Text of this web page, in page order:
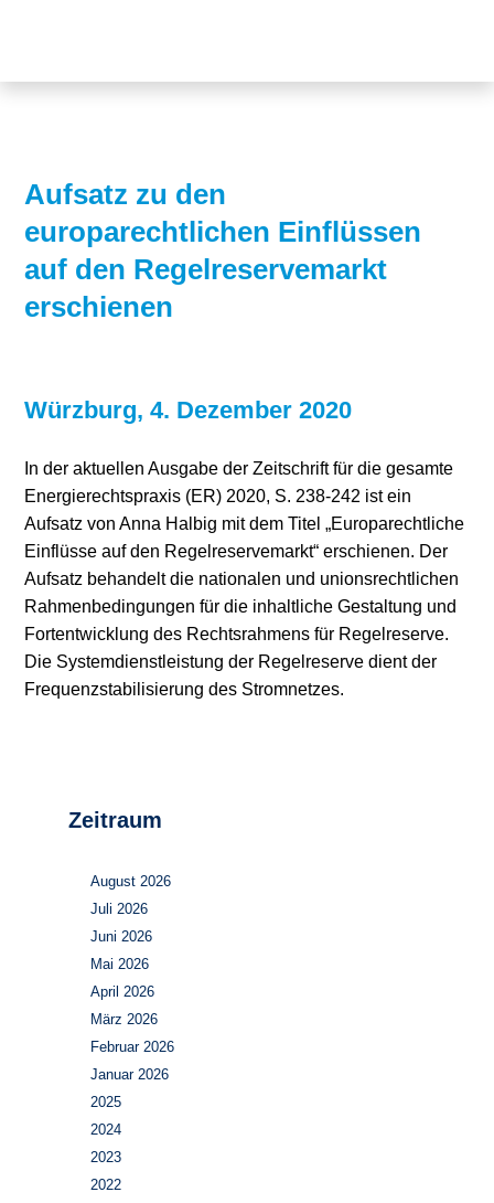
Genehmigungen
Grundsatzfragen
Stromerzeugung
Wärme
Wasserstoff
Blog
Karriere
Forschungsnetzwerk
Bibliothek
Newsletter
Infomaterial
Schriften zum
Aufsatz zu den
europarechtlichen Einflüssen
auf den Regelreservemarkt
erschienen
Würzburg, 4. Dezember 2020
In der aktuellen Ausgabe der Zeitschrift für die gesamte
Energierechtspraxis (ER) 2020, S. 238-242 ist ein
Aufsatz von Anna Halbig mit dem Titel „Europarechtliche
Einflüsse auf den Regelreservemarkt“ erschienen. Der
Aufsatz behandelt die nationalen und unionsrechtlichen
Rahmenbedingungen für die inhaltliche Gestaltung und
Fortentwicklung des Rechtsrahmens für Regelreserve.
Die Systemdienstleistung der Regelreserve dient der
Frequenzstabilisierung des Stromnetzes.
Zeitraum
August 2026
Juli 2026
Juni 2026
Mai 2026
April 2026
März 2026
Februar 2026
Januar 2026
2025
2024
2023
2022